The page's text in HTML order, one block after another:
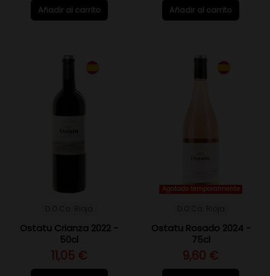
Añadir al carrito Añadir al carrito
Ostatu Crianza 2022 -
50cl
11,05 €
Agotado temporalmente
Ostatu Rosado 2024 -
75cl
9,60 €